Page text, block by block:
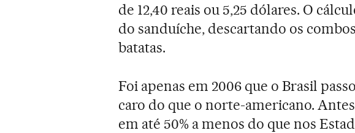
de 12,40 reais ou 5,25 dólares. O
do sanduíche, descartando os
batatas.
Foi apenas em 2006 que o Brasil
caro do que o norte-americano.
em até 50% a menos do que nos